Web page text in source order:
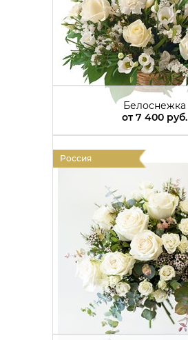
Белоснежка
от7 400 руб.
Россия